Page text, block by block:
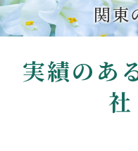
関東
実績のあ